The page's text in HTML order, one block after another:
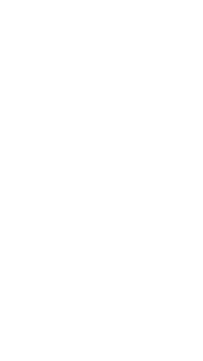
porque así
No fue el único
tensiones con el
ocasión no fue él el
a una conclusión que
tienen un ranking de
importantes pero
mucha infantería».
presiones públicas y